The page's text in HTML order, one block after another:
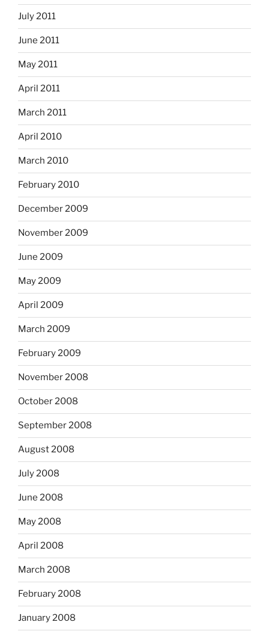
July 2011
June 2011
May 2011
April 2011
March 2011
April 2010
March 2010
February 2010
December 2009
November 2009
June 2009
May 2009
April 2009
March 2009
February 2009
November 2008
October 2008
September 2008
August 2008
July 2008
June 2008
May 2008
April 2008
March 2008
February 2008
January 2008